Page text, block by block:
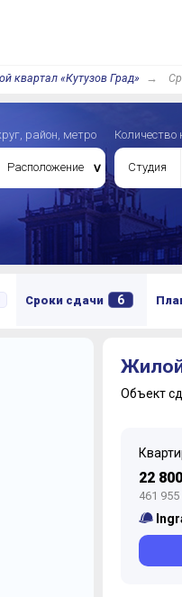
квартал «Кутузов Град»
район, метро
Расположение
Количество
Студия
Сроки сдачи 6
Жилой
Объект
22
461